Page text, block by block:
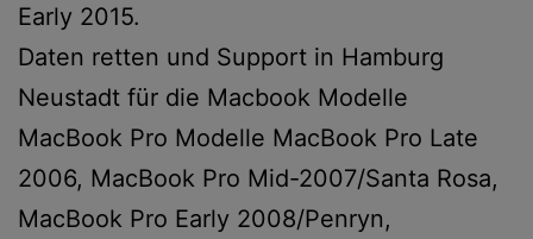
Early 2015.
Daten retten und Support in Hamburg
Neustadt für die Macbook Modelle
MacBook Pro Modelle MacBook Pro Late
2006, MacBook Pro Mid-2007/Santa Rosa,
MacBook Pro Early 2008/Penryn,